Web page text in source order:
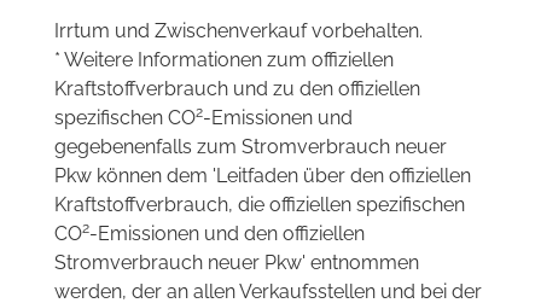
Irrtum und Zwischenverkauf vorbehalten.
* Weitere Informationen zum offiziellen
Kraftstoffverbrauch und zu den offiziellen
spezifischen CO2-Emissionen und
gegebenenfalls zum Stromverbrauch neuer
Pkw können dem 'Leitfaden über den offiziellen
Kraftstoffverbrauch, die offiziellen spezifischen
CO2-Emissionen und den offiziellen
Stromverbrauch neuer Pkw' entnommen
werden, der an allen Verkaufsstellen und bei der